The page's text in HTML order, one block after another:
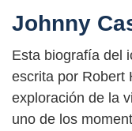
Johnny
Esta biografía del
escrita por Robert
exploración de la
uno de los